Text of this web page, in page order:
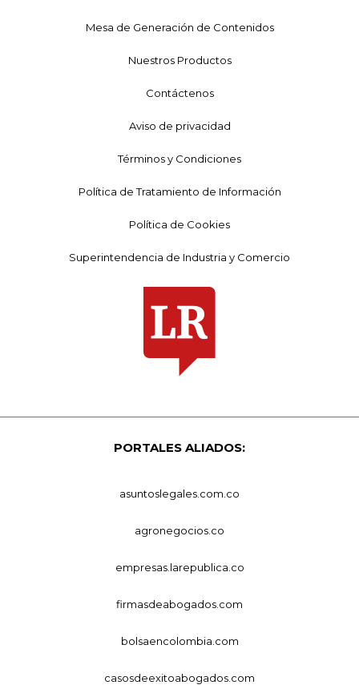
Mesa de Generación de Contenidos
Nuestros Productos
Contáctenos
Aviso de privacidad
Términos y Condiciones
Política de Tratamiento de Información
Política de Cookies
Superintendencia de Industria y Comercio
PORTALES ALIADOS:
asuntoslegales.com.co
agronegocios.co
empresas.larepublica.co
firmasdeabogados.com
bolsaencolombia.com
casosdeexitoabogados.com